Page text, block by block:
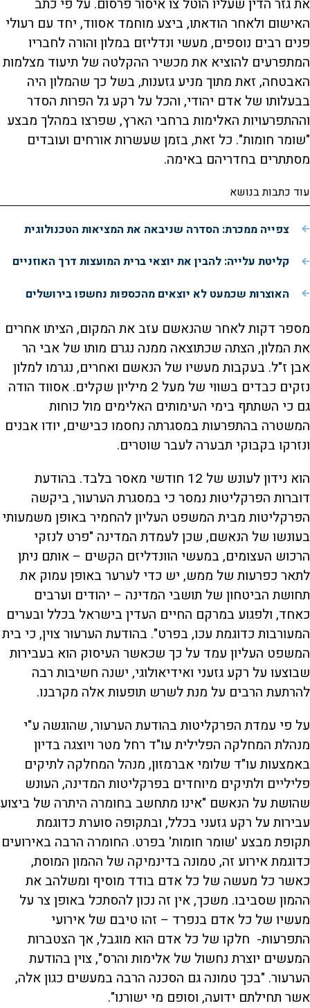
את גזר הדין שעליו הוטל צו איסור פרסום. על פי כתב
האישום ולאחר הודאתו, ביצע מוחמד אסווד, יחד עם רעולי
פנים רבים נוספים, מעשי ונדליזם במלון והורה לחבריו
המתפרעים להוציא את מכשיר ההקלטה של תיעוד מצלמות
האבטחה, זאת מתוך מניע גזענות, בשל כך שהמלון היה
בבעלותו של אדם יהודי, והכל על רקע גל הפרות הסדר
וההתפרעויות האלימות ברחבי הארץ, שפרצו במהלך מבצע
"שומר חומות". כל זאת, בזמן שעשרות אורחים ועובדים
מסתתרים בחדריהם באימה.
עוד כתבות בנושא
צפייה ממכרת: הסדרה שניבאה את המציאות הטכנולוגית
קליטת עלייה: להבין את יוצאי ברית המועצות דרך האוזניים
האוצרות שכמעט לא יוצאים מהכספות נחשפו בירושלים
מספר דקות לאחר שהנאשם עזב את המקום, הציתו אחרים
את המלון, הצתה שכתוצאה ממנה נגרם מותו של אבי הר
אבן ז"ל. בעקבות מעשיו של הנאשם ואחרים, נגרמו למלון
נזקים כבדים בשווי של מעל 2 מיליון שקלים. אסווד הודה
גם כי השתתף בימי העימותים האלימים מול כוחות
המשטרה בהתפרעות במסגרתה נחסמו כבישים, יודו אבנים
ונזרקו בקבוקי תבערה לעבר שוטרים.
הוא נידון לעונש של 12 חודשי מאסר בלבד. בהודעת
דוברות הפרקליטות נמסר כי במסגרת הערעור, ביקשה
הפרקליטות מבית המשפט העליון להחמיר באופן משמעותי
בעונשו של הנאשם, שכן לעמדת המדינה "פרט לנזקי
הרכוש העצומים, במעשי הוונדליזם הקשים – אותם ניתן
לתאר כפרעות של ממש, יש כדי לערער באופן עמוק את
תחושת הביטחון של תושבי המדינה – יהודים וערבים
כאחד, ולפגוע במרקם החיים העדין בישראל בכלל ובערים
המעורבות כדוגמת עכו, בפרט". בהודעת הערעור צוין, כי בית
המשפט העליון עמד על כך שכאשר העיסוק הוא בעבירות
שבוצעו על רקע גזעני ואידיאולוגי, ישנה חשיבות רבה
להרתעת הרבים על מנת לשרש תופעות אלה מקרבנו.
על פי עמדת הפרקליטות בהודעת הערעור, שהוגשה ע"י
מנהלת המחלקה הפלילית עו"ד רחל מטר ויוצגה בדיון
באמצעות עו"ד שלומי אברמזון, מנהל המחלקה לתיקים
פליליים ולתיקים מיוחדים בפרקליטות המדינה, העונש
שהושת על הנאשם "אינו מתחשב בחומרה היתרה של ביצוע
עבירות על רקע גזעני בכלל, ובתקופה סוערת כדוגמת
תקופת מבצע 'שומר חומות' בפרט. החומרה הרבה באירועים
כדוגמת אירוע זה, טמונה בדינמיקה של ההמון המוסת,
כאשר כל מעשה של כל אדם בודד מוסיף ומשלהב את
ההמון שסביבו. משכך, אין זה נכון להסתכל באופן צר על
מעשיו של כל אדם בנפרד – זהו טיבם של אירועי
התפרעות- חלקו של כל אדם הוא מוגבל, אך הצטברות
המעשים יוצרת נחשול של אלימות והרס", צוין בהודעת
הערעור. "בכך טמונה גם הסכנה הרבה במעשים כגון אלה,
אשר תחילתם ידועה, וסופם מי ישורנו".